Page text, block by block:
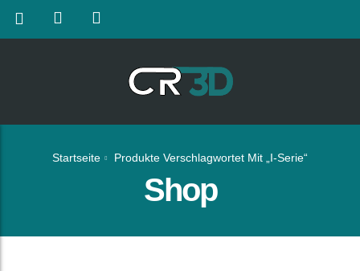
Startseite Produkte Verschlagwortet Mit „I-Serie“
Shop